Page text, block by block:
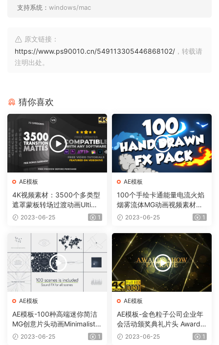
支持系统： windows/mac
原文链接：
https://www.ps90010.cn/549113305446868102/ ，转载请
注明出处。
猜你喜欢
AE模板
4K视频素材：3500个多类型
遮罩蒙板转场过渡动画Ultima
te Transition Mattes Pack v
2023-06-25 1
AE模板
100个手绘卡通能量电流火焰
烟雾流体MG动画视频素材
（含AE模板工程）有透明通
2023-06-25 1
AE模板
AE模板-100种高端迷你简洁
MG创意片头动画Minimalistic
Presentation Pack
2023-06-25 1
AE模板
AE模板-金色粒子公司企业年
会活动颁奖典礼片头 Awards
Show Pack
2023-06-25 1